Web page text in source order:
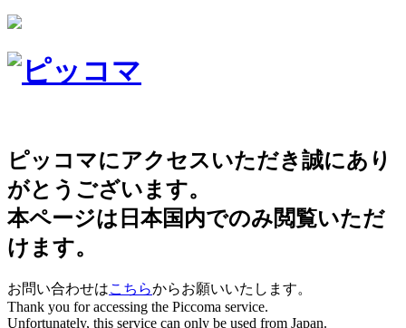
ピッコマにアクセスいただき誠にあり
がとうございます。
本ページは日本国内でのみ閲覧いただ
けます。
お問い合わせはこちらからお願いいたします。
Thank you for accessing the Piccoma service.
Unfortunately, this service can only be used from Japan.